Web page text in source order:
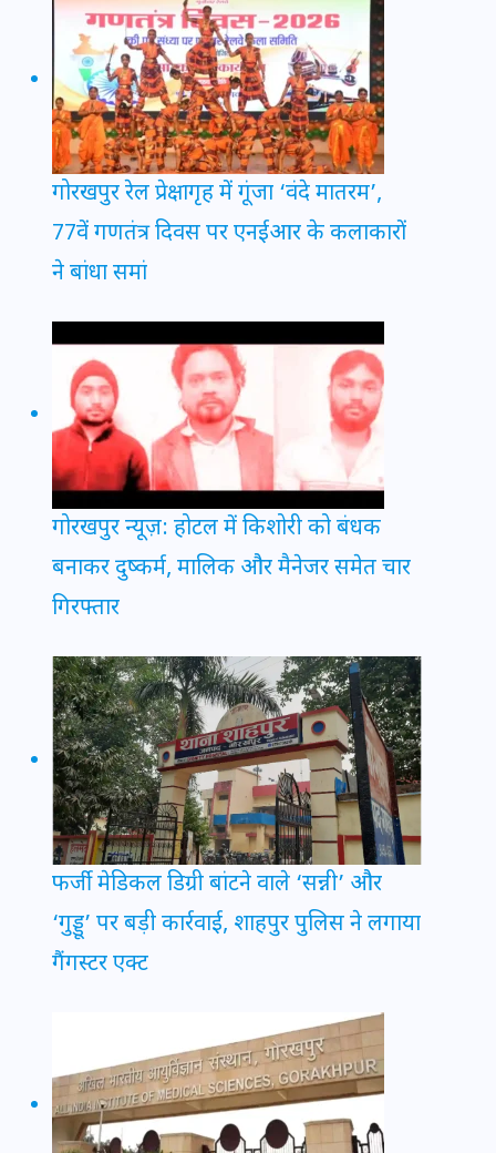
गोरखपुर रेल प्रेक्षागृह में गूंजा ‘वंदे मातरम’,
77वें गणतंत्र दिवस पर एनईआर के कलाकारों
ने बांधा समां
गोरखपुर न्यूज़: होटल में किशोरी को बंधक
बनाकर दुष्कर्म, मालिक और मैनेजर समेत चार
गिरफ्तार
फर्जी मेडिकल डिग्री बांटने वाले ‘सन्नी’ और
‘गुड्डू’ पर बड़ी कार्रवाई, शाहपुर पुलिस ने लगाया
गैंगस्टर एक्ट